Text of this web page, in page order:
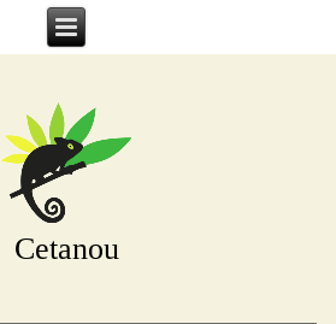
Cetanou